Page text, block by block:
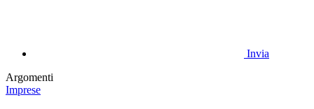
Invia
Argomenti
Imprese